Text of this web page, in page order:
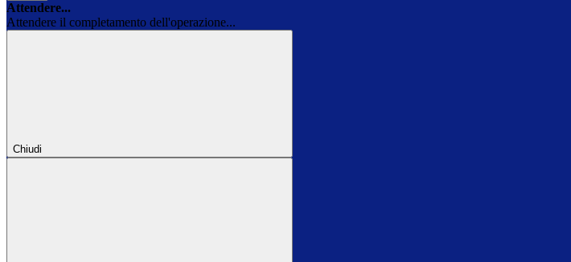
Attendere...
Attendere il completamento dell'operazione...
Chiudi